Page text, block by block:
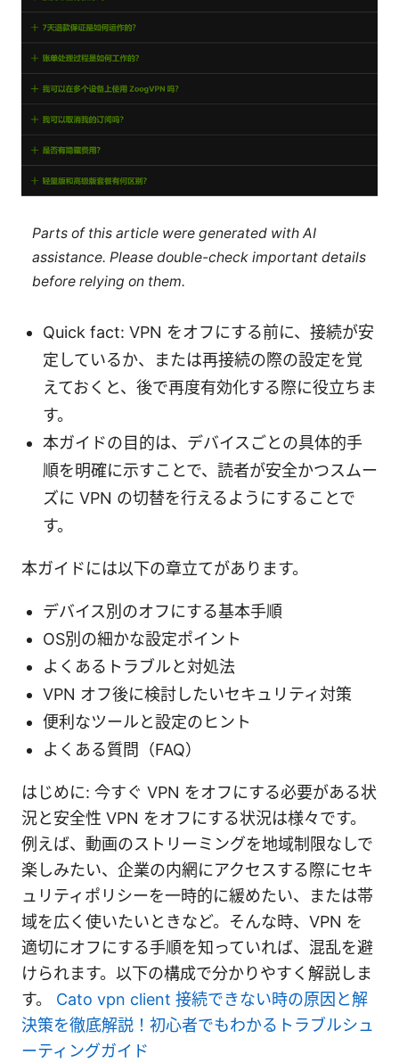
Parts of this article were generated with AI
assistance. Please double-check important details
before relying on them.
Quick fact: VPN をオフにする前に、接続が安
定しているか、または再接続の際の設定を覚
えておくと、後で再度有効化する際に役立ちま
す。
本ガイドの目的は、デバイスごとの具体的手
順を明確に示すことで、読者が安全かつスムー
ズに VPN の切替を行えるようにすることで
す。
本ガイドには以下の章立てがあります。
デバイス別のオフにする基本手順
OS別の細かな設定ポイント
よくあるトラブルと対処法
VPN オフ後に検討したいセキュリティ対策
便利なツールと設定のヒント
よくある質問（FAQ）
はじめに: 今すぐ VPN をオフにする必要がある状
況と安全性 VPN をオフにする状況は様々です。
例えば、動画のストリーミングを地域制限なしで
楽しみたい、企業の内網にアクセスする際にセキ
ュリティポリシーを一時的に緩めたい、または帯
域を広く使いたいときなど。そんな時、VPN を
適切にオフにする手順を知っていれば、混乱を避
けられます。以下の構成で分かりやすく解説しま
す。 Cato vpn client 接続できない時の原因と解
決策を徹底解説！初心者でもわかるトラブルシュ
ーティングガイド